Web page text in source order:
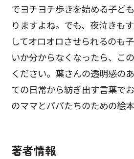
でヨチヨチ歩きを始める子ど
りますよね。でも、夜泣きも
してオロオロさせられるのも
いか分からなくなったら、こ
ください。葉さんの透明感の
ての日常から紡ぎ出す言葉で
のママとパパたちのための絵本
著者情報